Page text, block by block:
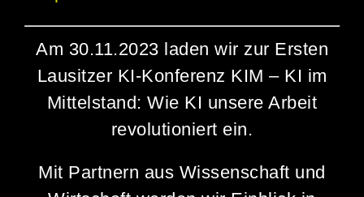
Am 30.11.2023 laden wir zur Ersten
Lausitzer KI-Konferenz KIM – KI im
Mittelstand: Wie KI unsere Arbeit
revolutioniert ein.
Mit Partnern aus Wissenschaft und
Die Anmeldung wird im März 2024
freigeschaltet. Die Teilnehmerzahl
wird bei max. 12 Gästen pro
Ansprechpartner
Die Anmeldung wird Ende Oktober
2023 freigeschaltet. Die
Teilnehmerzahl wird bei max. 50
Ansprechpartner